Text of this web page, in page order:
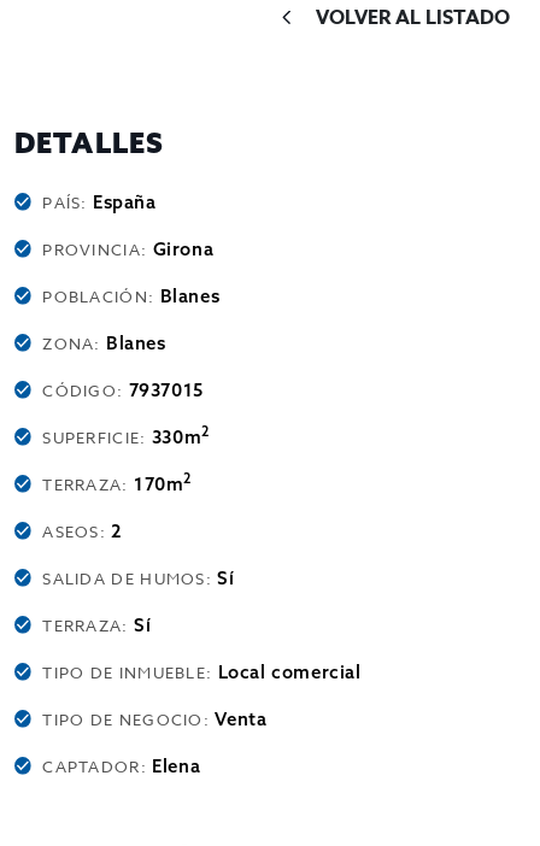
VOLVER AL LISTADO
DETALLES
PAÍS: España
PROVINCIA: Girona
POBLACIÓN: Blanes
ZONA: Blanes
CÓDIGO: 7937015
SUPERFICIE: 330m2
TERRAZA: 170m2
ASEOS:2
SALIDA DE HUMOS:Sí
TERRAZA: Sí
TIPO DE INMUEBLE: Local comercial
TIPO DE NEGOCIO:Venta
CAPTADOR: Elena